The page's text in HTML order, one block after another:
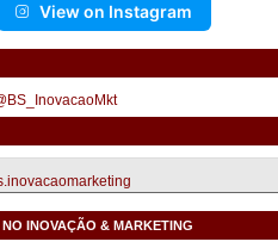
View on Instagram
NO INOVAÇÃO & MARKETING